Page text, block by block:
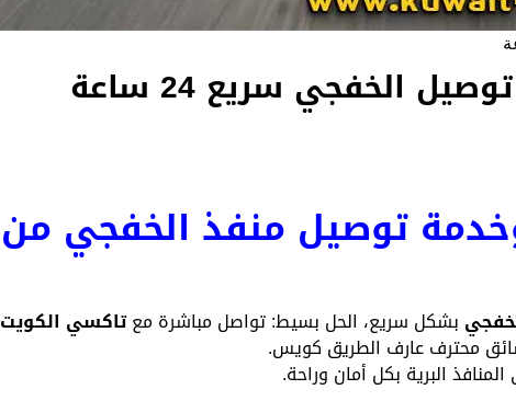
الخفجي سريع 24 ساعة
توصيل منفذ الخفجي من
بشكل سريع، الحل بسيط: تواصل مباشرة معتاكسي الكويت
محترف عارف الطريق كويس.